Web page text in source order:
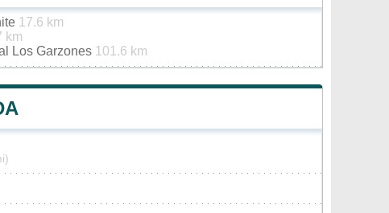
17.6 km
km
Los Garzones 101.6 km